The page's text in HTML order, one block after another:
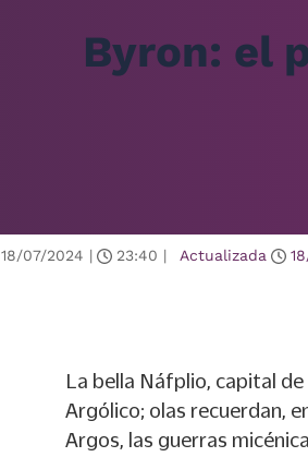
Byron: el
18/07/2024 | 23:40 | Actualizada
La bella Náfplio, capital
Argólico; olas recuerdan,
Argos, las guerras